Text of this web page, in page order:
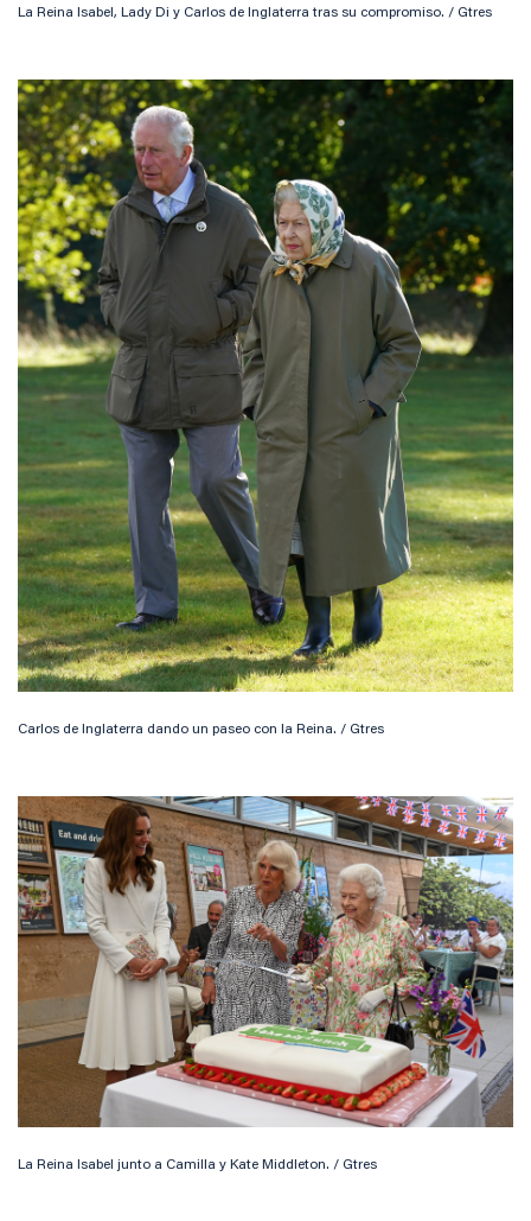
La Reina Isabel, Lady Di y Carlos de Inglaterra tras su compromiso. / Gtres
Carlos de Inglaterra dando un paseo con la Reina. / Gtres
La Reina Isabel junto a Camilla y Kate Middleton. / Gtres